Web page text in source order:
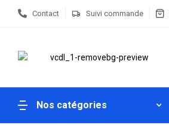
Contact Suivi commande
Nos catégories